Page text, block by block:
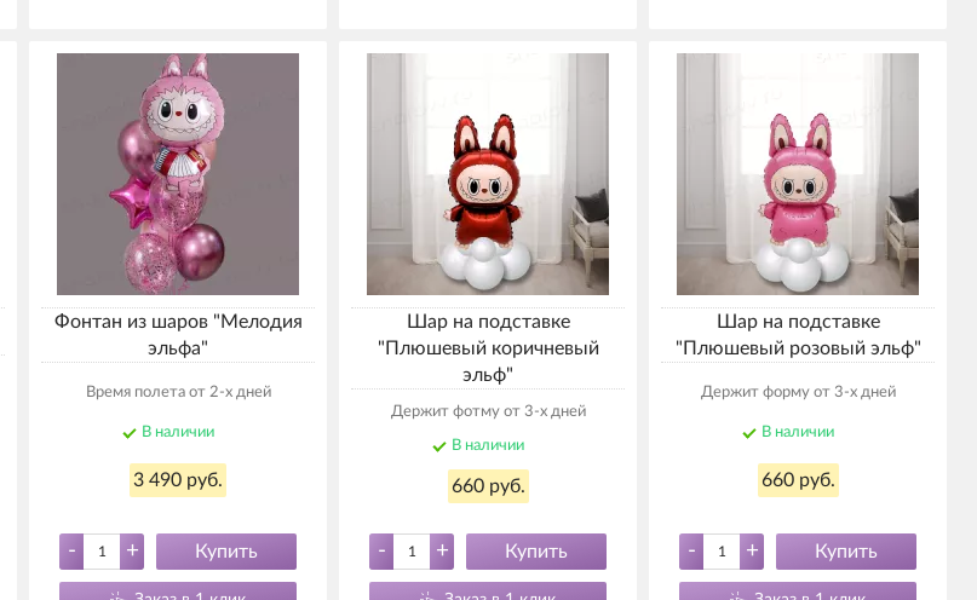
Фонтан из шаров "Мелодия
эльфа"
Время полета от 2-х дней
В наличии
3 490 руб.
- + Купить
Шар на подставке
"Плюшевый коричневый
эльф"
Держит фотму от 3-х дней
В наличии
660 руб.
- + Купить
Шар на подставке
"Плюшевый розовый эльф"
Держит форму от 3-х дней
В наличии
660 руб.
- + Купить